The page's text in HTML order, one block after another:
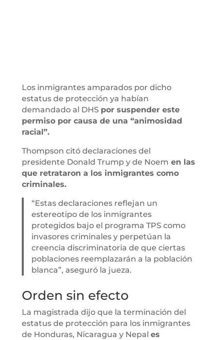
Los inmigrantes amparados por dicho
estatus de protección ya habían
demandado al DHS por suspender este
permiso por causa de una “animosidad
racial”.
Thompson citó declaraciones del
presidente Donald Trump y de Noem en las
que retrataron a los inmigrantes como
criminales.
“Estas declaraciones reflejan un
estereotipo de los inmigrantes
protegidos bajo el programa TPS como
invasores criminales y perpetúan la
creencia discriminatoria de que ciertas
poblaciones reemplazarán a la población
blanca”, aseguró la jueza.
Orden sin efecto
La magistrada dijo que la terminación del
estatus de protección para los inmigrantes
de Honduras, Nicaragua y Nepal es